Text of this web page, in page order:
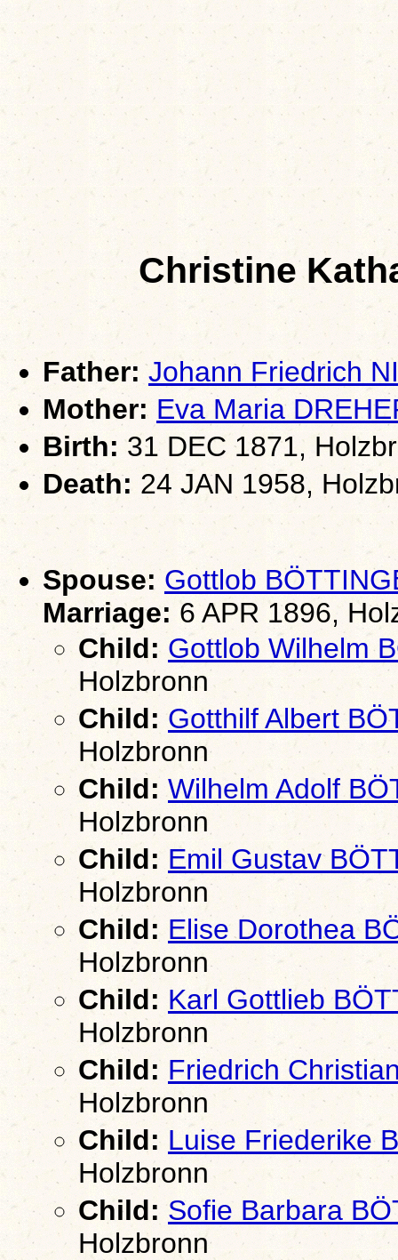
Christine
Father: Johann Friedrich
Mother: Eva Maria
Birth: 31 DEC 1871,
Death: 24 JAN 1958,
Spouse: Gottlob
Marriage: 6 APR 1896,
Child: Gottlob Wilhelm
Holzbronn
Child: Gotthilf Albert
Holzbronn
Child: Wilhelm Adolf
Holzbronn
Child: Emil Gustav
Holzbronn
Child: Elise Dorothea
Holzbronn
Child: Karl Gottlieb
Holzbronn
Child: Friedrich
Holzbronn
Child: Luise Friederike
Holzbronn
Child: Sofie Barbara
Holzbronn